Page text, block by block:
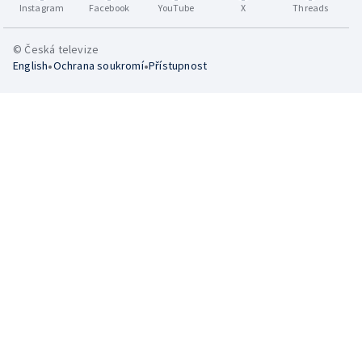
Instagram Facebook YouTube X Threads
© Česká televize
English•Ochrana soukromí•Přístupnost